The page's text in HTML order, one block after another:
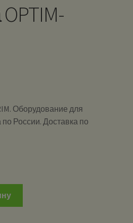
Оборудование для
России. Доставка по